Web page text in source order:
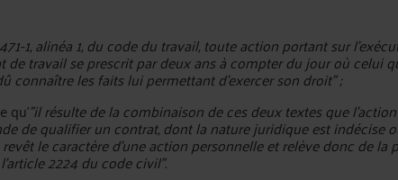
1, alinéa 1, du code du travail, toute action portant sur
de travail se prescrit par deux ans à compter du jour où celui
connaître les faits lui permettant d'exercer son droit" ;
qu'"il résulte de la combinaison de ces deux textes que
de qualifier un contrat, dont la nature juridique est indécise
le caractère d'une action personnelle et relève donc de la
2224 du code civil".